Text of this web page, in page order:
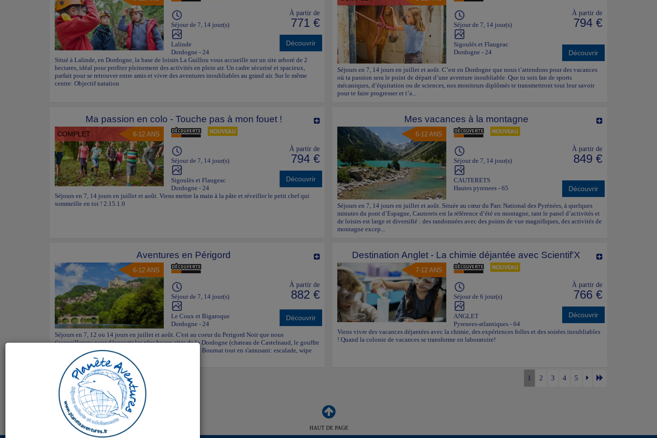
Séjour de 7, 14 jour(s)
Lalinde
Dordogne - 24
À partir de
771 €
Découvrir
Situé à Lalinde, en Dordogne, la base de loisirs La Guillou vous accueille sur un site arboré de 2
hectares, idéal pour profiter pleinement des activités en plein air. Un cadre sécurisé et spacieux,
parfait pour se retrouver entre amis et vivre des aventures inoubliables au grand air. Sur le même
centre: Objectif natation
Séjour de 7, 14 jour(s)
Sigoulès et Flaugeac
Dordogne - 24
À partir de
794 €
Découvrir
Séjours en 7, 14 jours en juillet et août. C’est en Dordogne que nous t’attendons pour des vacances
où ta passion sera le point de départ d’une aventure inoubliable. Que tu sois fan de sports
mécaniques, d’équitation ou de sciences, nos moniteurs diplômés te transmettront tout leur savoir
pour te faire progresser et t’a...
Ma passion en colo - Touche pas à mon fouet !
COMPLET 6-12 ANS
Séjour de 7, 14 jour(s)
Sigoulès et Flaugeac
Dordogne - 24
À partir de
794 €
Découvrir
Séjours en 7, 14 jours en juillet et août. Viens mettre la main à la pâte et réveiller le petit chef qui
sommeille en toi ! 2.15.1.0
Mes vacances à la montagne
6-12 ANS
Séjour de 7, 14 jour(s)
CAUTERETS
Hautes pyrenees - 65
À partir de
849 €
Découvrir
Séjours en 7, 14 jours en juillet et août. Située au cœur du Parc National des Pyrénées, à quelques
minutes du pont d’Espagne, Cauterets est la référence d’été en montagne, tant le panel d’activités et
de loisirs est large et diversifié : des randonnées avec des points de vue magnifiques, des activités de
montagne excep...
Aventures en Périgord
6-12 ANS
Séjour de 7, 14 jour(s)
Le Coux et Bigaroque
Dordogne - 24
À partir de
882 €
Découvrir
Séjours en 7, 12 ou 14 jours en juillet et août. C'est au coeur du Perigord Noir que nous
t'accueillerons pour découvrir les plus beaux sites de la Dordogne (chateau de Castelnaud, le gouffre
de Proumeyssac, la vallée de la Dordogne, le village du Bournat tout en s'amusant: escalade, wipe
out, descente en canoë, accrobr...
Destination Anglet - La chimie déjantée avec Scientif'X
7-12 ANS
Séjour de 6 jour(s)
ANGLET
Pyrenees-atlantiques - 64
À partir de
766 €
Découvrir
Viens vivre des vacances déjantées avec la chimie, des expériences folles et des soirées inoubliables
! Quand la colonie de vacances se transforme en laboratoire!
1 2 3 4 5
HAUT DE PAGE